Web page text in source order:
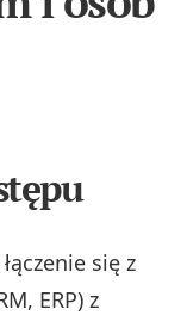
się z
ERP) z